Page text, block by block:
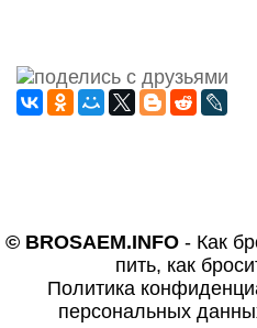
© BROSAEM.INFO- Как
пить, как
Политика
персональных